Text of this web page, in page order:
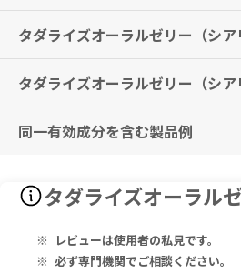
中等度又は重度の腎障害のある患者で
10mg（0.5袋）を投与する場合には投
重度の腎障害のある患者では5mg（
※本剤は、日本国内で適応がないため
本剤の服用中は、車の運転等、危険を
本剤は、催淫剤や性欲増進剤ではあり
本剤を服用後、勃起が4時間以上続く
性行為は心臓に負担をかけるため、特
また、パートナーに本剤を服用してい
本剤の服用を始める時は、心血管系の
■以下の方は本剤を服用しないでくださ
本剤の成分に対し過敏症の既往歴のある
硝酸剤又は一酸化窒素（NO）供与剤
タダライズオーラルゼリー（シ
潮紅、消化不良、背部痛、筋痛、四肢
その他、なにか異変を感じた際は速や
タダライズオーラルゼリー（シ
Each 5 GM Contains: Tadalafil 20mg.
同一有効成分を含む製品例
タダライズオーラル
レビューは使用者の私見です。
必ず専門機関でご相談ください。